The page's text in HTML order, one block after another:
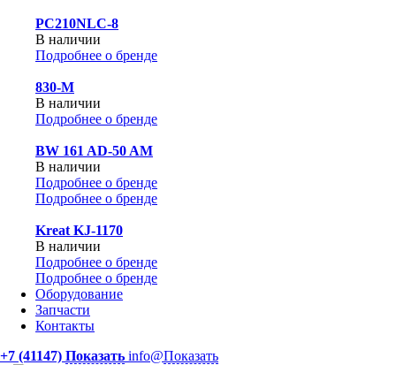
PC210NLC-8
В наличии
Подробнее о бренде
830-М
В наличии
Подробнее о бренде
BW 161 AD-50 AM
В наличии
Подробнее о бренде
Подробнее о бренде
Kreat KJ-1170
В наличии
Подробнее о бренде
Подробнее о бренде
Оборудование
Запчасти
Контакты
+7 (41147) Показать info@Показать